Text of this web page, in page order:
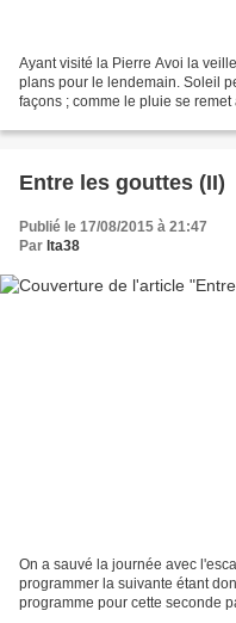
Ayant visité la Pierre Avoi la
plans pour le lendemain. Soleil
façons ; comme le pluie se remet
Entre les gouttes (II)
Publié le 17/08/2015 à 21:47
Par lta38
On a sauvé la journée avec
programmer la suivante étant
programme pour cette seconde